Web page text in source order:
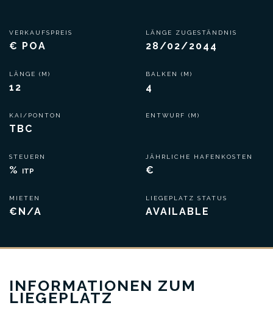
VERKAUFSPREIS
€ POA
LÄNGE (M)
12
KAI/PONTON
TBC
STEUERN
% ITP
MIETEN
€N/A
LÄNGE ZUGESTÄNDNIS
28/02/2044
BALKEN (M)
4
ENTWURF (M)
JÄHRLICHE HAFENKOSTEN
€
LIEGEPLATZ STATUS
AVAILABLE
INFORMATIONEN ZUM
LIEGEPLATZ